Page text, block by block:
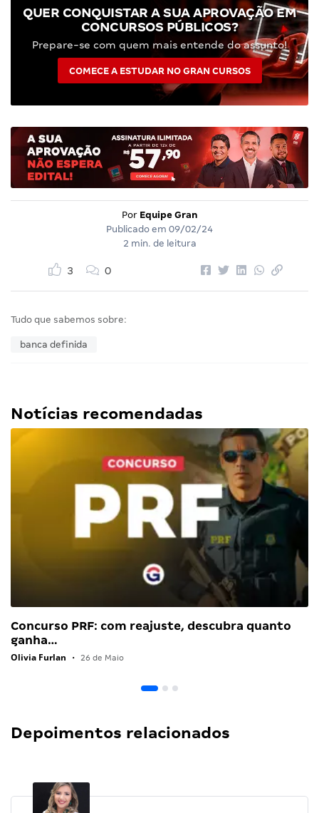
QUER CONQUISTAR A SUA APROVAÇÃO EM
CONCURSOS PÚBLICOS?
Prepare-se com quem mais entende do assunto!
COMECE A ESTUDAR NO GRAN CURSOS
Por Equipe Gran
Publicado em 09/02/24
2 min. de leitura
3 0
Tudo que sabemos sobre:
banca definida
Notícias recomendadas
Concurso PRF: com reajuste, descubra quanto
ganha…
Olivia Furlan • 26 de Maio
Depoimentos relacionados